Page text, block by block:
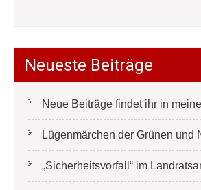
Neueste Beiträge
Neue Beiträge findet ihr in
Lügenmärchen der Grünen
„Sicherheitsvorfall“ im